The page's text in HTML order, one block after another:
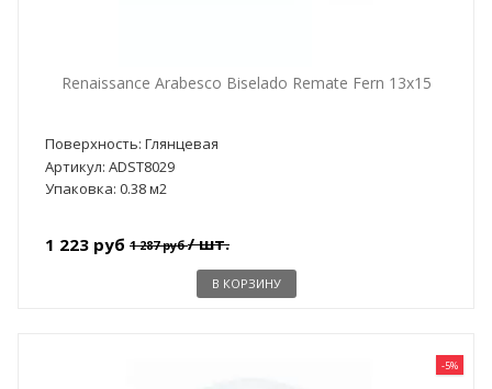
Renaissance Arabesco Biselado Remate Fern 13x15
Поверхность: Глянцевая
Артикул: ADST8029
Упаковка: 0.38 м2
1 223 руб 1 287 руб/ шт.
В КОРЗИНУ
-5%